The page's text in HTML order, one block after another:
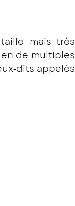
de multiples
appelés